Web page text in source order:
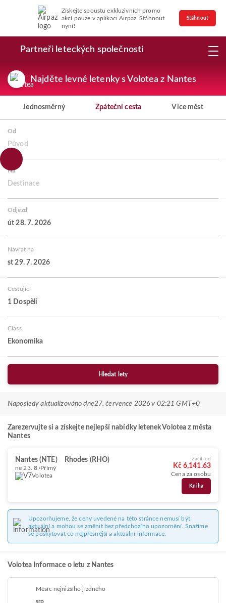
Získejte spoustu exkluzivních promo
akcí pouze v aplikaci Airpaz. Stáhnout
nyní!
Stáhnout
Partneři leteckých společností
Najděte levné letenky s Volotea z Nantes
Jednosměrný Zpáteční cesta Více měst
Od
Původ
Na
Destinace
Odjezd
út 28. 7. 2026
Návrat na
st 29. 7. 2026
Cestující
1 Dospělí
Class
Ekonomika
Hledat lety
Naposledy aktualizováno dne27. července 2026 v 02:21 GMT+0
Zarezervujte si a získejte nejlepší nabídky letenek Volotea z města
Nantes
Nantes (NTE) Rhodes (RHO)
ne 23. 8. Přímý
Volotea
Začít od
Kč 6,141.63
Cena za osobu
Kniha
Upozorňujeme, že ceny uvedené na této stránce nemusí být
aktuální a mohou se změnit bez předchozího upozornění. Snažíme
se poskytovat co nejpřesnější a aktuální informace.
Volotea Informace o letu z Nantes
Měsíc nejnižšího jízdného
srp